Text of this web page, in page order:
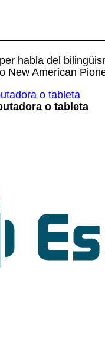
habla del
New American
o tableta